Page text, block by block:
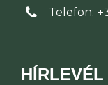
Telefon:
HÍRLEVÉL